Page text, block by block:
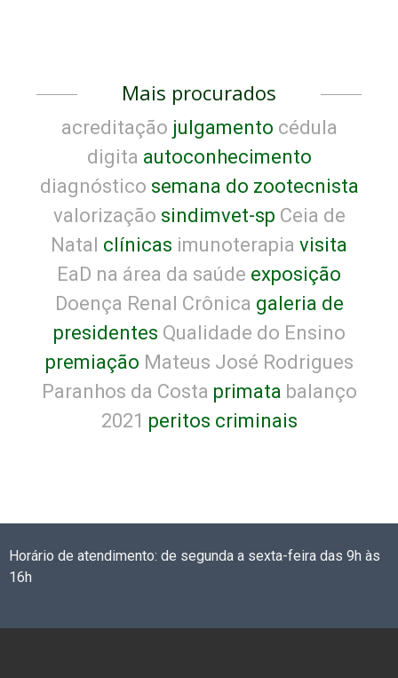
Mais procurados
acreditação julgamento cédula
digita autoconhecimento
diagnóstico semana do zootecnista
valorização sindimvet-sp Ceia de
Natal clínicas imunoterapia visita
EaD na área da saúde exposição
Doença Renal Crônica galeria de
presidentes Qualidade do Ensino
premiação Mateus José Rodrigues
Paranhos da Costa primata balanço
2021 peritos criminais
Horário de atendimento: de segunda a sexta-feira das 9h às
16h